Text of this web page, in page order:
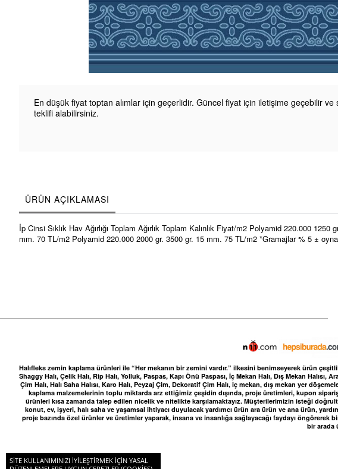
En düşük fiyat toptan alımlar için geçerlidir. Güncel fiyat için iletişime geçebilir ve
teklifi alabilirsiniz.
ÜRÜN AÇIKLAMASI
İp Cinsi Sıklık Hav Ağırlığı Toplam Ağırlık Toplam Kalınlık Fiyat/m2 Polyamid 220.000
mm. 70 TL/m2 Polyamid 220.000 2000 gr. 3500 gr. 15 mm. 75 TL/m2 *Gramajlar % 5 ±
Halıfleks zemin kaplama ürünleri ile “Her mekanın bir zemini vardır.” ilkesini benimseyerek ürün
Shaggy Halı, Çelik Halı, Rip Halı, Yolluk, Paspas, Kapı Önü Paspası, İç Mekan Halı, Dış Mekan Halısı,
Çim Halı, Halı Saha Halısı, Karo Halı, Peyzaj Çim, Dekoratif Çim Halı, iç mekan, dış mekan yer
kaplama malzemelerinin toplu miktarda arz ettiğimiz çeşidin dışında, proje üretimleri, kupon
ürünleri kısa zamanda talep edilen nicelik ve nitelikte karşılamaktayız. Müşterilerimizin isteği
konut, ev, işyeri, halı saha ve yaşamsal ihtiyacı duyulacak yardımcı ürün ara ürün ve ana ürün,
proje bazında özel ürünler ve üretimler yaparak, insana ve insanlığa sağlayacağı faydayı
bir arada
© 2021 Halıfleks. Her Hakkı Saklıdır.
SITE KULLANIMINIZI IYILEŞTIRMEK IÇIN YASAL